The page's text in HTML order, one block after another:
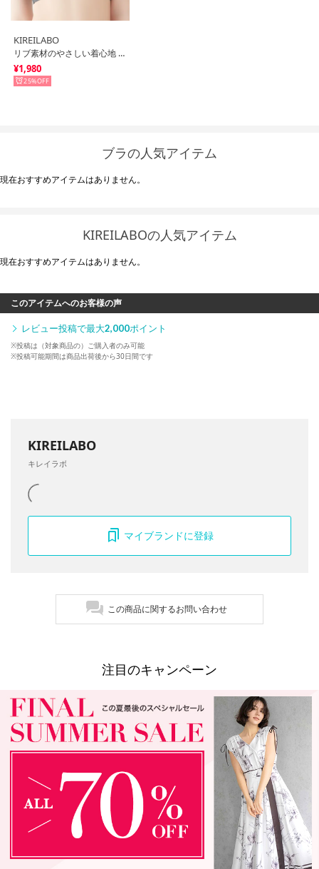
KIREILABO
リブ素材のやさしい着心地 ブラレット オーガニックコットン （チャコールグレー）
¥1,980
25%
ブラの人気アイテム
現在おすすめアイテムはありません。
KIREILABOの人気アイテム
現在おすすめアイテムはありません。
このアイテムへのお客様の声
レビュー投稿で最大2,000ポイント
※投稿は（対象商品の）ご購入者のみ可能
※投稿可能期間は商品出荷後から30日間です
KIREILABO
キレイラボ
マイブランドに登録
この商品に関するお問い合わせ
注目のキャンペーン